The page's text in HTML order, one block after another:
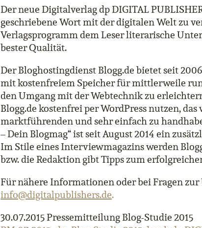
Der neue Digitalverlag dp DIGITAL
geschriebene Wort mit der digitalen Welt zu
Verlagsprogramm dem Leser literarische
bester Qualität.
Der Bloghostingdienst Blogg.de bietet seit
mit kostenfreiem Speicher für mittlerweile
den Umgang mit der Webtechnik zu
Blogg.de kostenfrei per WordPress nutzen,
marktführenden und sehr einfach zu
– Dein Blogmag“ ist seit August 2014 ein
Im Stile eines Interviewmagazins werden
bzw. die Redaktion gibt Tipps zum
Für nähere Informationen oder bei Fragen
info@digitalpublishers.de.
30.07.2015 Pressemitteilung Blog-Studie 2015